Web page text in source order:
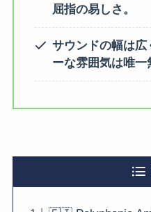
屈指の易しさ。
サウンドの幅は広
ーな雰囲気は唯一